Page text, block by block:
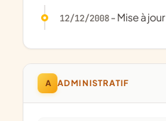
12/12/2008- Mise à jour
A ADMINISTRATIF